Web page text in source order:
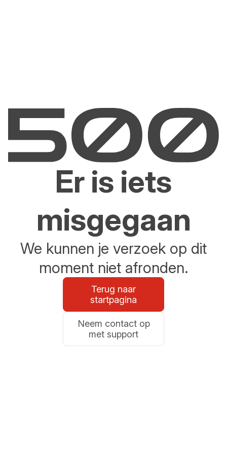
Er is iets
misgegaan
We kunnen je verzoek op dit
moment niet afronden.
Terug naar
startpagina
Neem contact op
met support